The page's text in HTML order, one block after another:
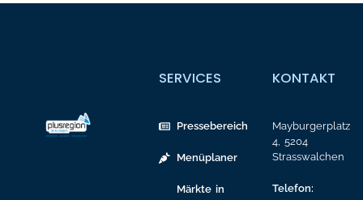
SERVICES
Pressebereich
Menüplaner
Märkte in
KONTAKT
Mayburgerplatz
4, 5204
Strasswalchen
Telefon: